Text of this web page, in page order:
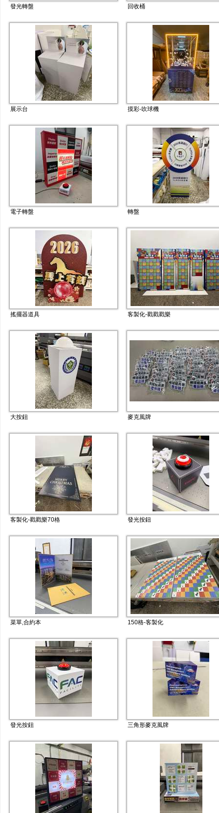
發光轉盤 回收桶
展示台 摸彩-吹球機
電子轉盤 轉盤
搖擺器道具 客製化-戳戳戳樂
大按鈕 麥克風牌
客製化-戳戳樂70格 發光按鈕
菜單,合約本 150格-客製化
發光按鈕 三角形麥克風牌